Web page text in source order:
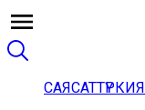
САЯСАТТҮРКИЯ